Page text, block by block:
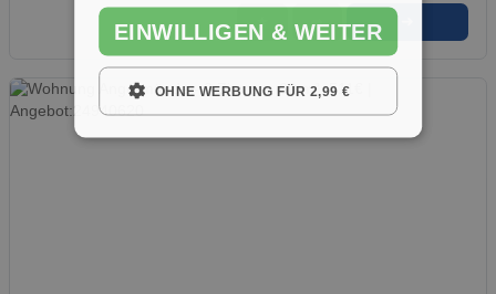
★ ➦
EINWILLIGEN & WEITER
OHNE WERBUNG FÜR 2,99 €